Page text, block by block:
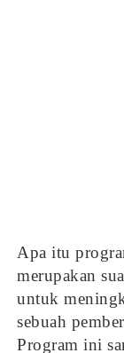
Apa itu
merupakan
untuk
sebuah
Program ini